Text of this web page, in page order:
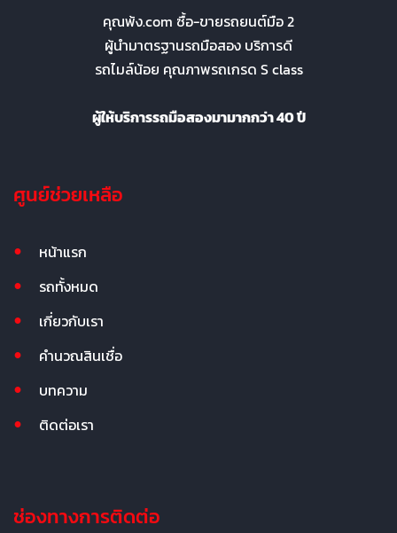
คุณพ้ง.com ซื้อ-ขายรถยนต์มือ 2
ผู้นำมาตรฐานรถมือสอง บริการดี
รถไมล์น้อย คุณภาพรถเกรด S class
ผู้ให้บริการรถมือสองมามากกว่า 40 ปี
ศูนย์ช่วยเหลือ
หน้าแรก
รถทั้งหมด
เกี่ยวกับเรา
คำนวณสินเชื่อ
บทความ
ติดต่อเรา
ช่องทางการติดต่อ